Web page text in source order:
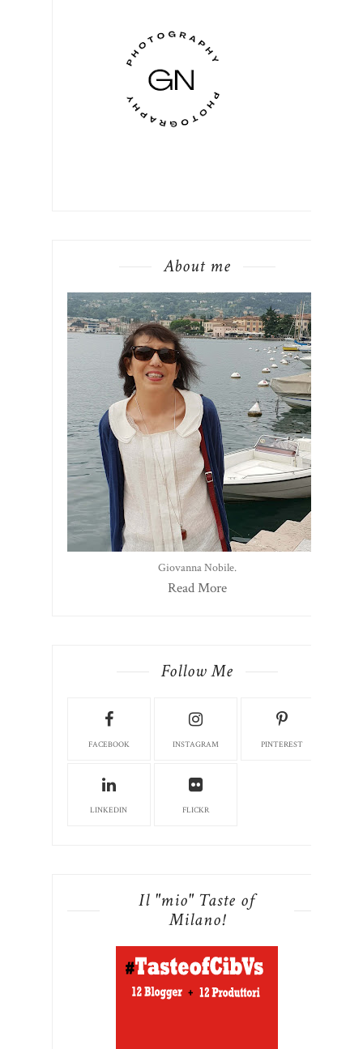
About me
Giovanna Nobile.
Read More
Follow Me
FACEBOOK INSTAGRAM PINTEREST
LINKEDIN FLICKR
Il "mio" Taste of
Milano!